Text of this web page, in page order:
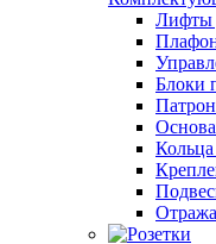
Лифты
Блоки